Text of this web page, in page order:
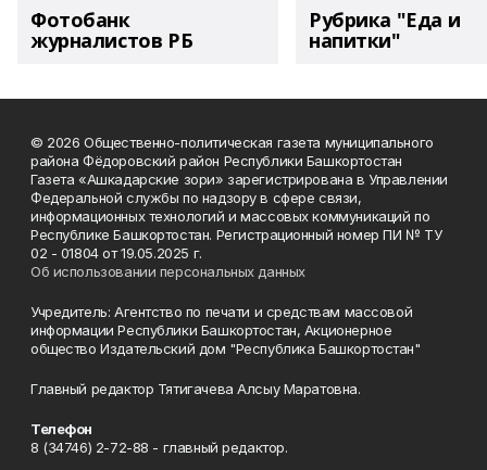
Фотобанк
журналистов РБ
Рубрика "Еда и
напитки"
© 2026 Общественно-политическая газета муниципального
района Фёдоровский район Республики Башкортостан
Газета «Ашкадарские зори» зарегистрирована в Управлении
Федеральной службы по надзору в сфере связи,
информационных технологий и массовых коммуникаций по
Республике Башкортостан. Регистрационный номер ПИ № ТУ
02 - 01804 от 19.05.2025 г.
Об использовании персональных данных
Учредитель: Агентство по печати и средствам массовой
информации Республики Башкортостан, Акционерное
общество Издательский дом "Республика Башкортостан"
Главный редактор Тятигачева Алсыу Маратовна.
Телефон
8 (34746) 2-72-88 - главный редактор.